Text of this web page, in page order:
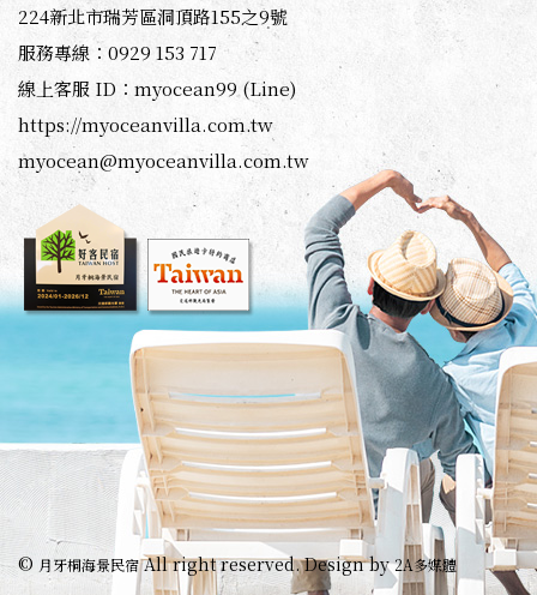
224新北市瑞芳區洞頂路155之9號
服務專線：0929 153 717
線上客服 ID：myocean99 (Line)
https://myoceanvilla.com.tw
myocean@myoceanvilla.com.tw
© 月牙桐海景民宿All right reserved. Design by2A多媒體